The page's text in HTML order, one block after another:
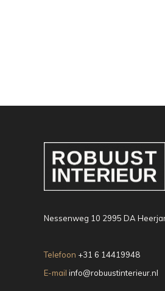
Nessenweg 10 2995 DA
Telefoon +31 6 14419948
E-mail info@robuustinterieur.nl